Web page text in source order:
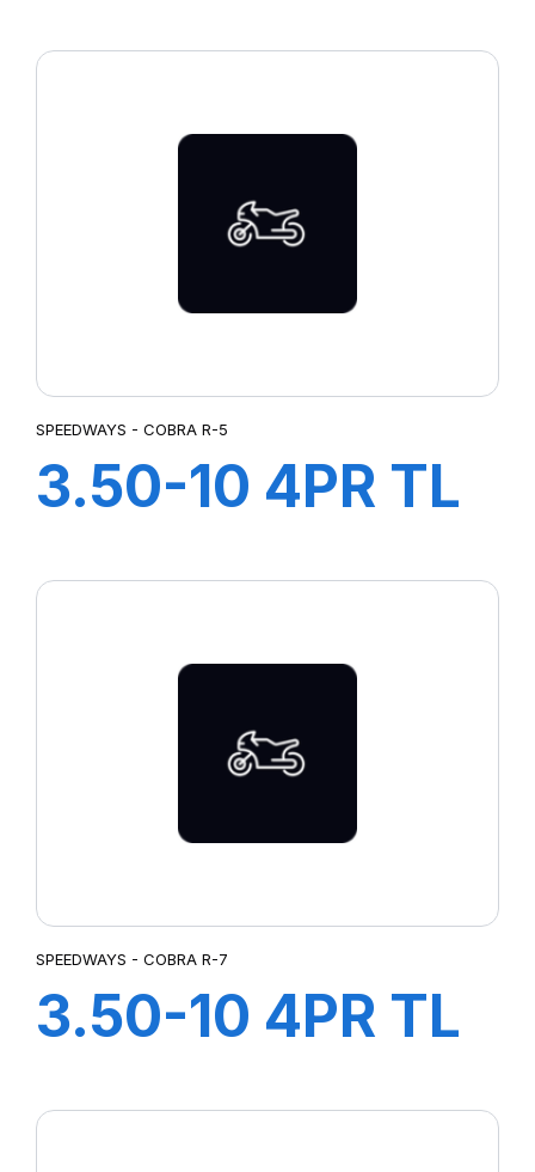
SPEEDWAYS - COBRA R-5
3.50-10 4PR TL
SPEEDWAYS - COBRA R-7
3.50-10 4PR TL